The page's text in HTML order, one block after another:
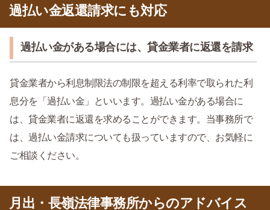
過払い金返還請求にも対応
過払い金がある場合には、貸金業者に返還を請求
貸金業者から利息制限法の制限を超える利率で取られた利
息分を「過払い金」といいます。過払い金がある場合に
は、貸金業者に返還を求めることができます。当事務所で
は、過払い金請求についても扱っていますので、お気軽に
ご相談ください。
月出・長嶺法律事務所からのアドバイス